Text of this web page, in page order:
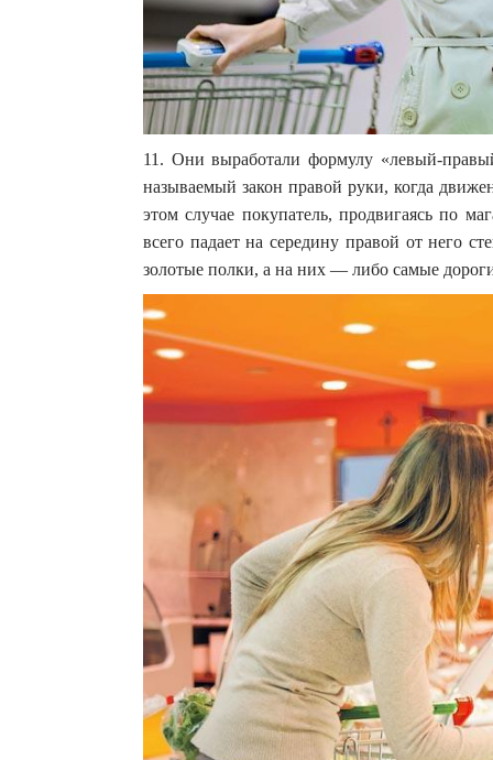
11. Они выработали формулу «левый-
называемый закон правой руки, когда
этом случае покупатель, продвигаясь по
всего падает на середину правой от него
золотые полки, а на них — либо самые